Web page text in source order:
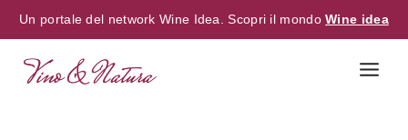
Un portale del network Wine Idea. Scopri il mondoWine idea